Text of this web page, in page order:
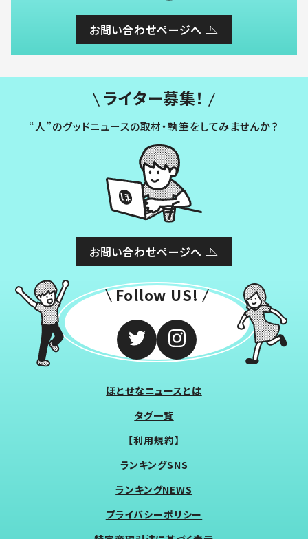
お問い合わせページへ
ライター募集！
“人”のグッドニュースの取材・執筆をしてみませんか？
お問い合わせページへ
Follow US!
ほとせなニュースとは
タグ一覧
【利用規約】
ランキングSNS
ランキングNEWS
プライバシーポリシー